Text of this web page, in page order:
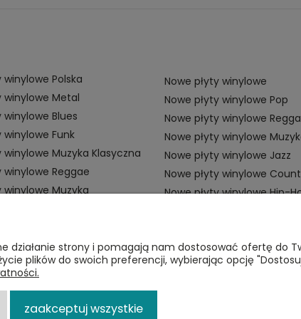
winylowe Polska
winylowe Metal
winylowe Blues
winylowe Funk
winylowe Muzyka Klasyczna
winylowe Reggae
winylowe Muzyka
Nowe płyty winylowe
Nowe płyty winylowe Pop
Nowe płyty winylowe
Nowe płyty winylowe
Nowe płyty winylowe Jazz
Nowe płyty winylowe
Nowe płyty winylowe Hip-
ZAMÓWIENIA
Płatności
działanie strony i pomagają nam dostosować ofertę do
plików do swoich preferencji, wybierając opcję
zaakceptuj wszystkie